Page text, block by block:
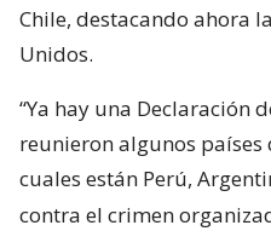
Chile, destacando ahora
Unidos.
“Ya hay una Declaración
reunieron algunos países
cuales están Perú,
contra el crimen